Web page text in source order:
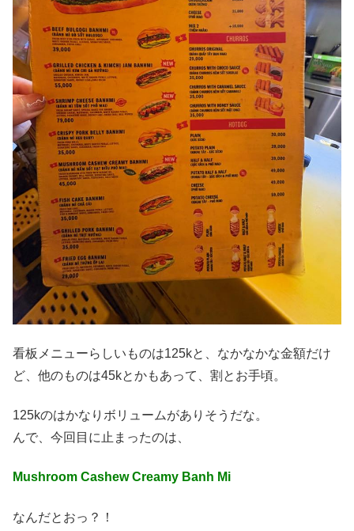
看板メニューらしいものは125kと、なかなかな金額だけ
ど、他のものは45kとかもあって、割とお手頃。
125kのはかなりボリュームがありそうだな。
んで、今回目に止まったのは、
Mushroom Cashew Creamy Banh Mi
なんだとおっ？！